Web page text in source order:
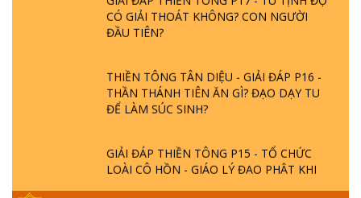
CÓ GIẢI THOÁT KHÔNG? CON NGƯỜI
ĐẦU TIÊN?
THIỀN TÔNG TÂN DIỆU - GIẢI ĐÁP P16 -
THẦN THÁNH TIÊN ĂN GÌ? ĐẠO DẠY TU
ĐỂ LÀM SÚC SINH?
GIẢI ĐÁP THIỀN TÔNG P15 - TỔ CHỨC
LOÀI CÔ HỒN - GIÁO LÝ ĐẠO PHẬT KHI
NÀO XUẤT BẢN